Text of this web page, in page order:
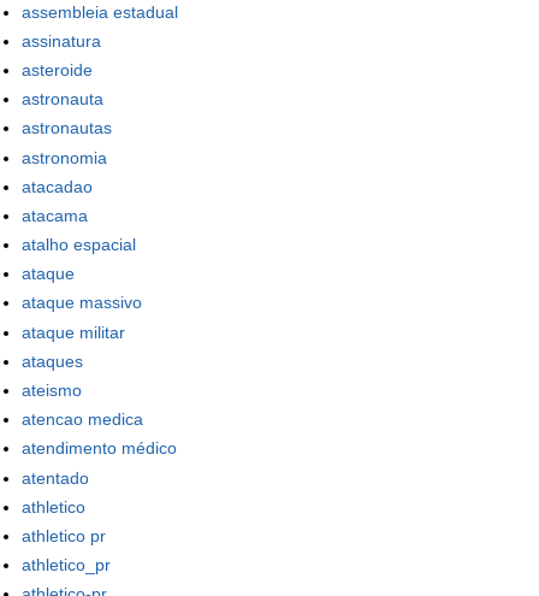
assembleia estadual
assinatura
asteroide
astronauta
astronautas
astronomia
atacadao
atacama
atalho espacial
ataque
ataque massivo
ataque militar
ataques
ateismo
atencao medica
atendimento médico
atentado
athletico
athletico pr
athletico_pr